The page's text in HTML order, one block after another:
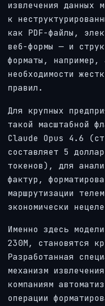
извлечения данных
к
как PDF-файлы,
веб-формы — и
форматы, например,
необходимости
правил.
Для крупных
такой масштабной
Claude Opus 4.6
составляет 5
токенов), для
фактур,
маршрутизации
экономически
Именно здесь
230M, становятся
Разработанная
механизм
компаниям
операции